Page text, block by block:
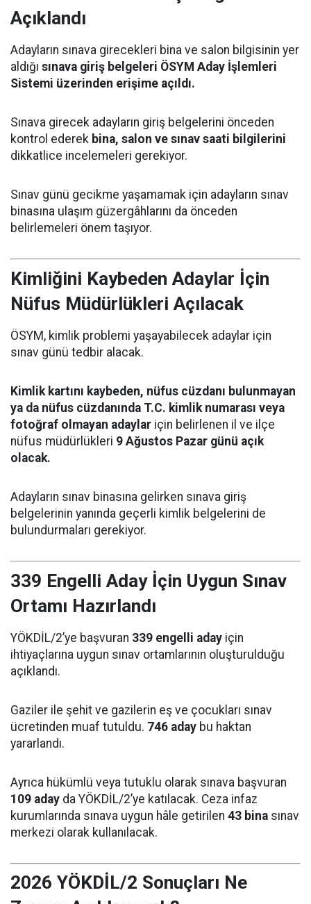
Açıklandı
Adayların sınava girecekleri bina ve salon bilgisinin yer
aldığı sınava giriş belgeleri ÖSYM Aday İşlemleri
Sistemi üzerinden erişime açıldı.
Sınava girecek adayların giriş belgelerini önceden
kontrol ederek bina, salon ve sınav saati bilgilerini
dikkatlice incelemeleri gerekiyor.
Sınav günü gecikme yaşamamak için adayların sınav
binasına ulaşım güzergâhlarını da önceden
belirlemeleri önem taşıyor.
Kimliğini Kaybeden Adaylar İçin
Nüfus Müdürlükleri Açılacak
ÖSYM, kimlik problemi yaşayabilecek adaylar için
sınav günü tedbir alacak.
Kimlik kartını kaybeden, nüfus cüzdanı bulunmayan
ya da nüfus cüzdanında T.C. kimlik numarası veya
fotoğraf olmayan adaylar için belirlenen il ve ilçe
nüfus müdürlükleri 9 Ağustos Pazar günü açık
olacak.
Adayların sınav binasına gelirken sınava giriş
belgelerinin yanında geçerli kimlik belgelerini de
bulundurmaları gerekiyor.
339 Engelli Aday İçin Uygun Sınav
Ortamı Hazırlandı
YÖKDİL/2’ye başvuran 339 engelli aday için
ihtiyaçlarına uygun sınav ortamlarının oluşturulduğu
açıklandı.
Gaziler ile şehit ve gazilerin eş ve çocukları sınav
ücretinden muaf tutuldu. 746 aday bu haktan
yararlandı.
Ayrıca hükümlü veya tutuklu olarak sınava başvuran
109 aday da YÖKDİL/2’ye katılacak. Ceza infaz
kurumlarında sınava uygun hâle getirilen 43 bina sınav
merkezi olarak kullanılacak.
2026 YÖKDİL/2 Sonuçları Ne